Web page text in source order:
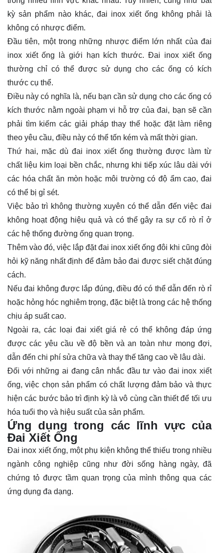
kỳ sản phẩm nào khác, đai inox xiết ống không phải là
không có nhược điểm.
Đầu tiên, một trong những nhược điểm lớn nhất của đai
inox xiết ống là giới hạn kích thước. Đai inox xiết ống
thường chỉ có thể được sử dụng cho các ống có kích
thước cụ thể.
Điều này có nghĩa là, nếu bạn cần sử dụng cho các ống có
kích thước nằm ngoài phạm vi hỗ trợ của đai, bạn sẽ cần
phải tìm kiếm các giải pháp thay thế hoặc đặt làm riêng
theo yêu cầu, điều này có thể tốn kém và mất thời gian.
Thứ hai, mặc dù đai inox xiết ống thường được làm từ
chất liệu kim loại bền chắc, nhưng khi tiếp xúc lâu dài với
các hóa chất ăn mòn hoặc môi trường có độ ẩm cao, đai
có thể bị gỉ sét.
Việc bảo trì không thường xuyên có thể dẫn đến việc đai
không hoạt động hiệu quả và có thể gây ra sự cố rò rỉ ở
các hệ thống đường ống quan trọng.
Thêm vào đó, việc lắp đặt đai inox xiết ống đôi khi cũng đòi
hỏi kỹ năng nhất định để đảm bảo đai được siết chặt đúng
cách.
Nếu đai không được lắp đúng, điều đó có thể dẫn đến rò rỉ
hoặc hỏng hóc nghiêm trọng, đặc biệt là trong các hệ thống
chịu áp suất cao.
Ngoài ra, các loại đai xiết giá rẻ có thể không đáp ứng
được các yêu cầu về độ bền và an toàn như mong đợi,
dẫn đến chi phí sửa chữa và thay thế tăng cao về lâu dài.
Đối với những ai đang cân nhắc đầu tư vào đai inox xiết
ống, việc chọn sản phẩm có chất lượng đảm bảo và thực
hiện các bước bảo trì định kỳ là vô cùng cần thiết để tối ưu
hóa tuổi thọ và hiệu suất của sản phẩm.
Ứng dụng trong các lĩnh vực của
Đai Xiết Ống
Đai inox xiết ống, một phụ kiện không thể thiếu trong nhiều
ngành công nghiệp cũng như đời sống hàng ngày, đã
chứng tỏ được tầm quan trọng của mình thông qua các
ứng dụng đa dạng.